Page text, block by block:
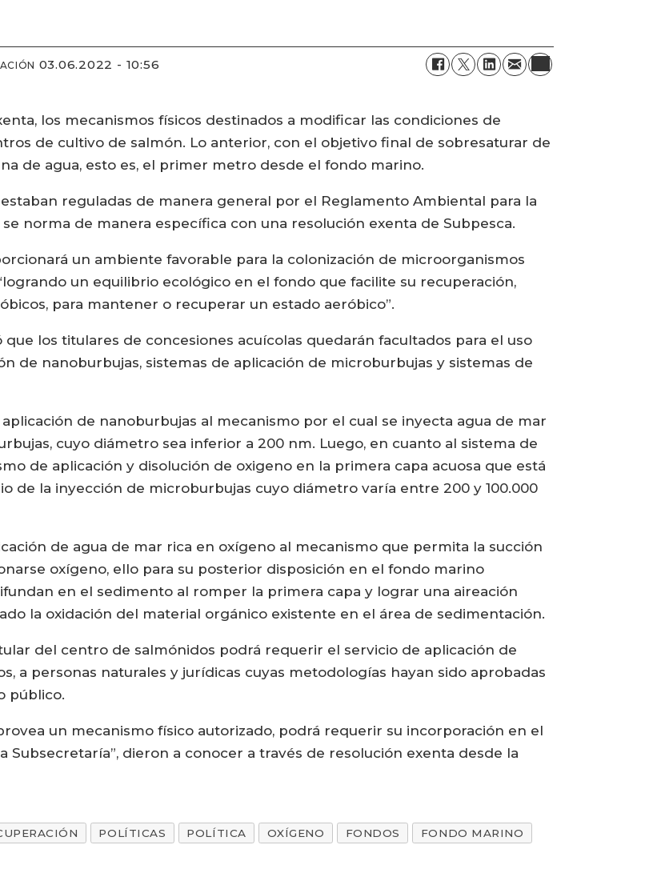
03.06.2022 - 10:56
los mecanismos físicos destinados a modificar las condiciones de
de cultivo de salmón. Lo anterior, con el objetivo final de sobresaturar de
de agua, esto es, el primer metro desde el fondo marino.
reguladas de manera general por el Reglamento Ambiental para la
norma de manera específica con una resolución exenta de Subpesca.
un ambiente favorable para la colonización de microorganismos
un equilibrio ecológico en el fondo que facilite su recuperación,
para mantener o recuperar un estado aeróbico”.
los titulares de concesiones acuícolas quedarán facultados para el uso
de nanoburbujas, sistemas de aplicación de microburbujas y sistemas de
de nanoburbujas al mecanismo por el cual se inyecta agua de mar
cuyo diámetro sea inferior a 200 nm. Luego, en cuanto al sistema de
de aplicación y disolución de oxigeno en la primera capa acuosa que está
de la inyección de microburbujas cuyo diámetro varía entre 200 y 100.000
de agua de mar rica en oxígeno al mecanismo que permita la succión
oxígeno, ello para su posterior disposición en el fondo marino
en el sedimento al romper la primera capa y lograr una aireación
la oxidación del material orgánico existente en el área de sedimentación.
del centro de salmónidos podrá requerir el servicio de aplicación de
a personas naturales y jurídicas cuyas metodologías hayan sido aprobadas
público.
un mecanismo físico autorizado, podrá requerir su incorporación en el
Subsecretaría”, dieron a conocer a través de resolución exenta desde la
POLÍTICAS POLÍTICA OXÍGENO FONDOS
FONDO MARINO